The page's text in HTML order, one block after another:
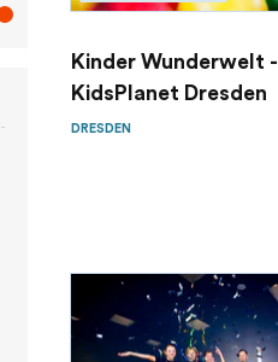
Kinder Wunderwelt -
KidsPlanet Dresden
DRESDEN